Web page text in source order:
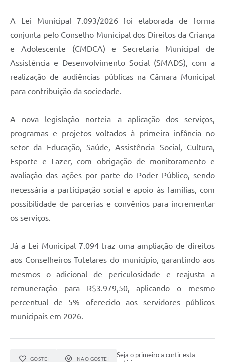
A Lei Municipal 7.093/2026 foi elaborada de forma
conjunta pelo Conselho Municipal dos Direitos da Criança
e Adolescente (CMDCA) e Secretaria Municipal de
Assistência e Desenvolvimento Social (SMADS), com a
realização de audiências públicas na Câmara Municipal
para contribuição da sociedade.
A nova legislação norteia a aplicação dos serviços,
programas e projetos voltados à primeira infância no
setor da Educação, Saúde, Assistência Social, Cultura,
Esporte e Lazer, com obrigação de monitoramento e
avaliação das ações por parte do Poder Público, sendo
necessária a participação social e apoio às famílias, com
possibilidade de parcerias e convênios para incrementar
os serviços.
Já a Lei Municipal 7.094 traz uma ampliação de direitos
aos Conselheiros Tutelares do município, garantindo aos
mesmos o adicional de periculosidade e reajusta a
remuneração para R$3.979,50, aplicando o mesmo
percentual de 5% oferecido aos servidores públicos
municipais em 2026.
GOSTEI NÃO GOSTEI
Seja o primeiro a curtir esta